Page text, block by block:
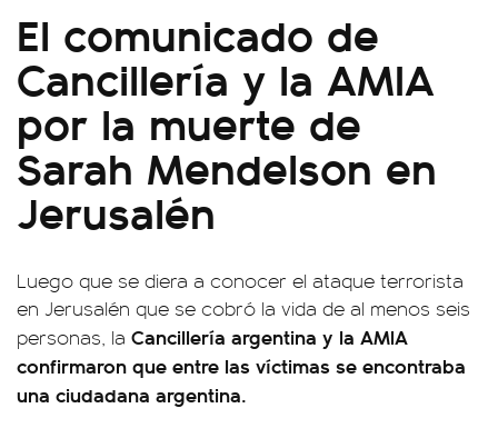
El comunicado de
Cancillería y la AMIA
por la muerte de
Sarah Mendelson en
Jerusalén
Luego que se diera a conocer el ataque terrorista
en Jerusalén que se cobró la vida de al menos seis
personas, la Cancillería argentina y la AMIA
confirmaron que entre las víctimas se encontraba
una ciudadana argentina.